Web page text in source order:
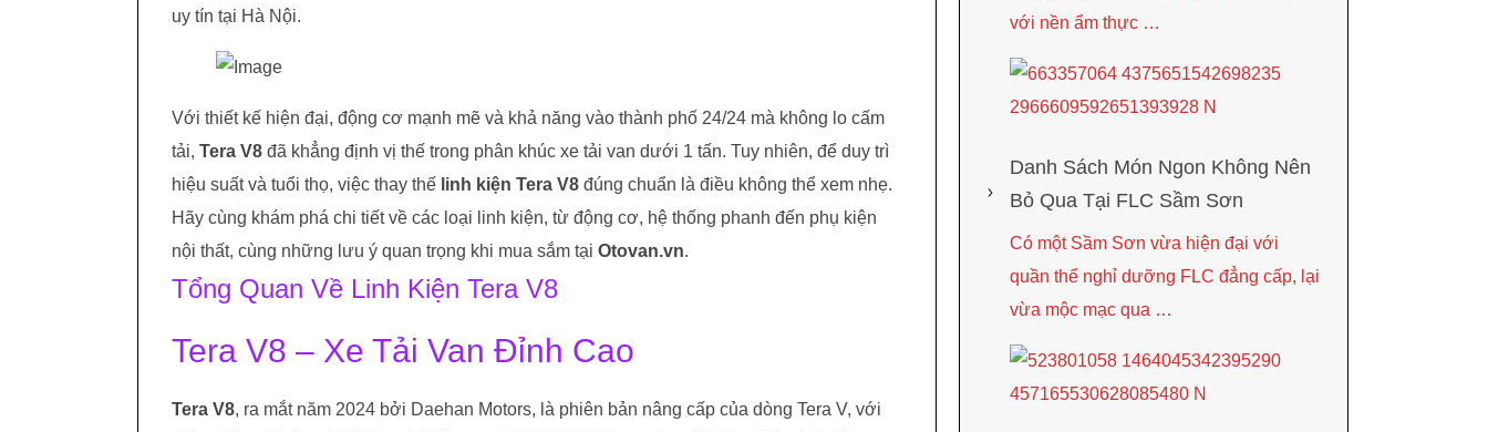
uy tín tại Hà Nội.
Với thiết kế hiện đại, động cơ mạnh mẽ và khả năng vào thành phố 24/24 mà không lo cấm
tải, Tera V8 đã khẳng định vị thế trong phân khúc xe tải van dưới 1 tấn. Tuy nhiên, để duy trì
hiệu suất và tuổi thọ, việc thay thế linh kiện Tera V8 đúng chuẩn là điều không thể xem nhẹ.
Hãy cùng khám phá chi tiết về các loại linh kiện, từ động cơ, hệ thống phanh đến phụ kiện
nội thất, cùng những lưu ý quan trọng khi mua sắm tại Otovan.vn.
Tổng Quan Về Linh Kiện Tera V8
Tera V8 – Xe Tải Van Đỉnh Cao
Tera V8, ra mắt năm 2024 bởi Daehan Motors, là phiên bản nâng cấp của dòng Tera V, với
với nền ẩm thực …
Danh Sách Món Ngon Không Nên
Bỏ Qua Tại FLC Sầm Sơn
Có một Sầm Sơn vừa hiện đại với
quần thể nghỉ dưỡng FLC đẳng cấp, lại
vừa mộc mạc qua …